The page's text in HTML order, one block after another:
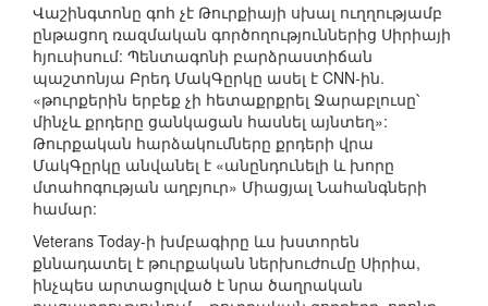
Վաշինգտոնը գոհ չէ Թուրքիայի սխալ ուղղությամբ
ընթացող ռազմական գործողություններից Սիրիայի
հյուսիսում: Պենտագոնի բարձրաստիճան
պաշտոնյա Բրեդ ՄակԳըրկը ասել է CNN-ին.
«թուրքերին երբեք չի հետաքրքրել Ջարաբլուսը՝
մինչև քրդերը ցանկացան հասնել այնտեղ»:
Թուրքական հարձակումները քրդերի վրա
ՄակԳըրկը անվանել է «անընդունելի և խորը
մտահոգության աղբյուր» Միացյալ Նահանգների
համար:
Veterans Today-ի խմբագիրը ևս խստորեն
քննադատել է թուրքական ներխուժումը Սիրիա,
ինչպես արտացոլված է նրա ծաղրական